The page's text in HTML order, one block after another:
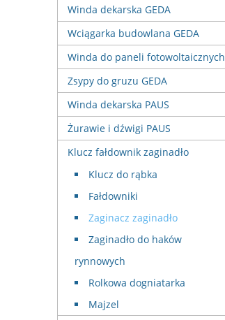
Winda dekarska GEDA
Wciągarka budowlana GEDA
Winda do paneli fotowoltaicznych
Zsypy do gruzu GEDA
Winda dekarska PAUS
Żurawie i dźwigi PAUS
Klucz fałdownik zaginadło
Klucz do rąbka
Fałdowniki
Zaginacz zaginadło
Zaginadło do haków
rynnowych
Rolkowa dogniatarka
Majzel